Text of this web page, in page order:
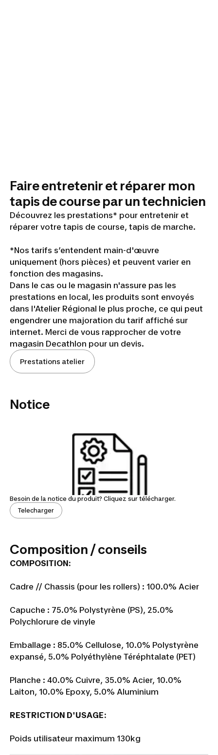
Faire entretenir et réparer mon
tapis de course par un technicien
Découvrez les prestations* pour entretenir et
réparer votre tapis de course, tapis de marche.
*Nos tarifs s’entendent main-d'œuvre
uniquement (hors pièces) et peuvent varier en
fonction des magasins.
Dans le cas ou le magasin n'assure pas les
prestations en local, les produits sont envoyés
dans l'Atelier Régional le plus proche, ce qui peut
engendrer une majoration du tarif affiché sur
internet. Merci de vous rapprocher de votre
magasin Decathlon pour un devis.
Prestations atelier
Notice
Besoin de la notice du produit? Cliquez sur télécharger.
Telecharger
Composition / conseils
COMPOSITION:
Cadre // Chassis (pour les rollers) : 100.0% Acier
Capuche : 75.0% Polystyrène (PS), 25.0%
Polychlorure de vinyle
Emballage : 85.0% Cellulose, 10.0% Polystyrène
expansé, 5.0% Polyéthylène Téréphtalate (PET)
Planche : 40.0% Cuivre, 35.0% Acier, 10.0%
Laiton, 10.0% Epoxy, 5.0% Aluminium
RESTRICTION D'USAGE:
Poids utilisateur maximum 130kg